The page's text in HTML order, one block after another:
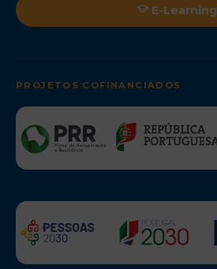
E-Learning
PROJETOS COFINANCIADOS